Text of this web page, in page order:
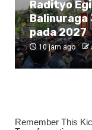
Radityo
Balinuraga
pada 2027
10 jam ago